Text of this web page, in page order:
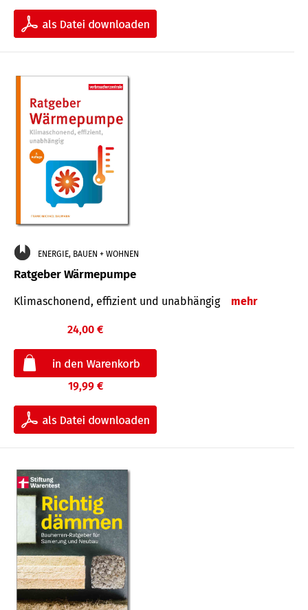
ENERGIE, BAUEN + WOHNEN
Ratgeber Wärmepumpe
Klimaschonend, effizient und unabhängig mehr
24,00 €
19,99 €